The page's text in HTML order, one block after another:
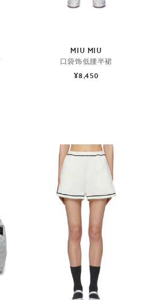
MIU MIU
口袋饰低腰半裙
¥8,450